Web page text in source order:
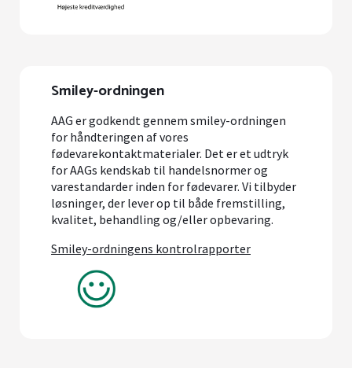
Smiley-ordningen
AAG er godkendt gennem smiley-ordningen
for håndteringen af vores
fødevarekontaktmaterialer. Det er et udtryk
for AAGs kendskab til handelsnormer og
varestandarder inden for fødevarer. Vi tilbyder
løsninger, der lever op til både fremstilling,
kvalitet, behandling og/eller opbevaring.
Smiley-ordningens kontrolrapporter